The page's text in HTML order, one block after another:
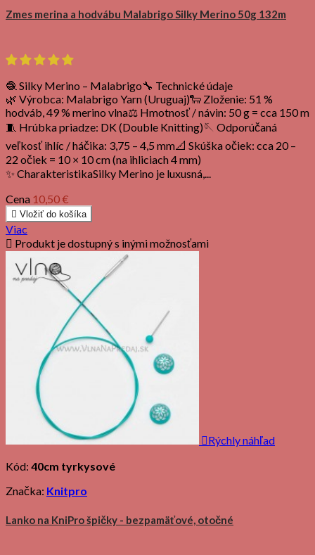
Zmes merina a hodvábu Malabrigo Silky Merino 50g 132m
🧶 Silky Merino – Malabrigo🔧 Technické údaje
🌿 Výrobca: Malabrigo Yarn (Uruguaj)🐑 Zloženie: 51 %
hodváb, 49 % merino vlna⚖️ Hmotnosť / návin: 50 g = cca 150 m
🧵 Hrúbka priadze: DK (Double Knitting)🪡 Odporúčaná
veľkosť ihlíc / háčika: 3,75 – 4,5 mm📐 Skúška očiek: cca 20 –
22 očiek = 10 × 10 cm (na ihliciach 4 mm)
✨ CharakteristikaSilky Merino je luxusná,...
Cena 10,50 €
 Vložiť do košíka
Viac
 Produkt je dostupný s inými možnosťami
Rýchly náhľad
Kód: 40cm tyrkysové
Značka: Knitpro
Lanko na KniPro špičky - bezpamäťové, otočné